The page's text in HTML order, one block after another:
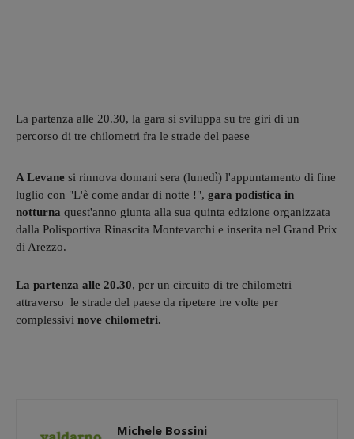
La partenza alle 20.30, la gara si sviluppa su tre giri di un
percorso di tre chilometri fra le strade del paese
A Levane si rinnova domani sera (lunedì) l'appuntamento di fine
luglio con "L'è come andar di notte !", gara podistica in
notturna quest'anno giunta alla sua quinta edizione organizzata
dalla Polisportiva Rinascita Montevarchi e inserita nel Grand Prix
di Arezzo.
La partenza alle 20.30, per un circuito di tre chilometri
attraverso le strade del paese da ripetere tre volte per
complessivi nove chilometri.
Michele Bossini